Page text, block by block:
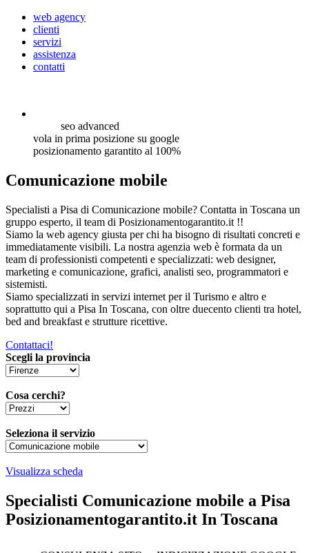
web agency
clienti
servizi
assistenza
contatti
seo advanced
vola in prima posizione su google
posizionamento garantito al 100%
Comunicazione mobile
Specialisti a Pisa di Comunicazione mobile? Contatta in Toscana un
gruppo esperto, il team di Posizionamentogarantito.it !!
Siamo la web agency giusta per chi ha bisogno di risultati concreti e
immediatamente visibili. La nostra agenzia web è formata da un
team di professionisti competenti e specializzati: web designer,
marketing e comunicazione, grafici, analisti seo, programmatori e
sistemisti.
Siamo specializzati in servizi internet per il Turismo e altro e
soprattutto qui a Pisa In Toscana, con oltre duecento clienti tra hotel,
bed and breakfast e strutture ricettive.
Contattaci!
Scegli la provincia
Cosa cerchi?
Seleziona il servizio
Visualizza scheda
Specialisti Comunicazione mobile a Pisa
Posizionamentogarantito.it In Toscana